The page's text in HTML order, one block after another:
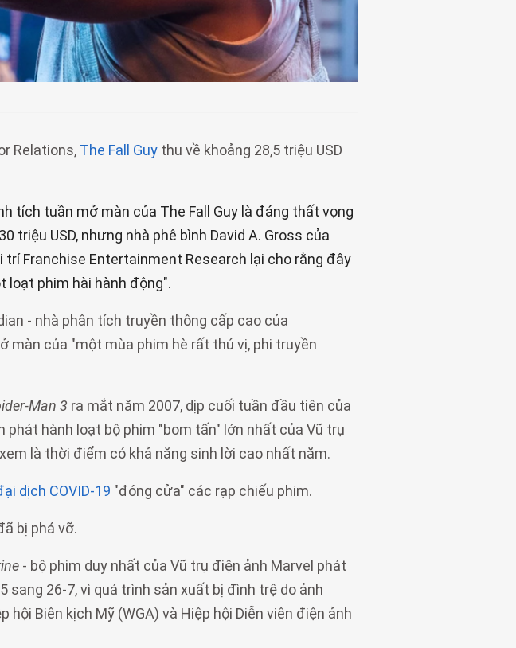
Relations, The Fall Guy thu về khoảng 28,5 triệu USD
tích tuần mở màn của The Fall Guy là đáng thất vọng
triệu USD, nhưng nhà phê bình David A. Gross của
trí Franchise Entertainment Research lại cho rằng đây
loạt phim hài hành động".
- nhà phân tích truyền thông cấp cao của
màn của "một mùa phim hè rất thú vị, phi truyền
Man 3 ra mắt năm 2007, dịp cuối tuần đầu tiên của
hành loạt bộ phim "bom tấn" lớn nhất của Vũ trụ
là thời điểm có khả năng sinh lời cao nhất năm.
dịch COVID-19 "đóng cửa" các rạp chiếu phim.
bị phá vỡ.
- bộ phim duy nhất của Vũ trụ điện ảnh Marvel phát
sang 26-7, vì quá trình sản xuất bị đình trệ do ảnh
Biên kịch Mỹ (WGA) và Hiệp hội Diễn viên điện ảnh